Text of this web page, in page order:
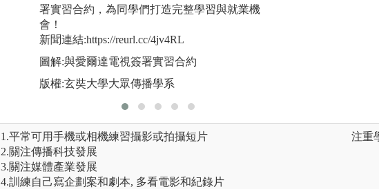
署實習合約，為同學們打造完整學習與就業機
會！
新聞連結:https://reurl.cc/4jv4RL
圖解:與愛爾達電視簽署實習合約
版權:玄奘大學大眾傳播學系
就
新
圖
版
1.平常可用手機或相機練習攝影或拍攝短片
2.關注傳播科技發展
3.關注媒體產業發展
4.訓練自己寫企劃案和劇本, 多看電影和紀錄片
注重